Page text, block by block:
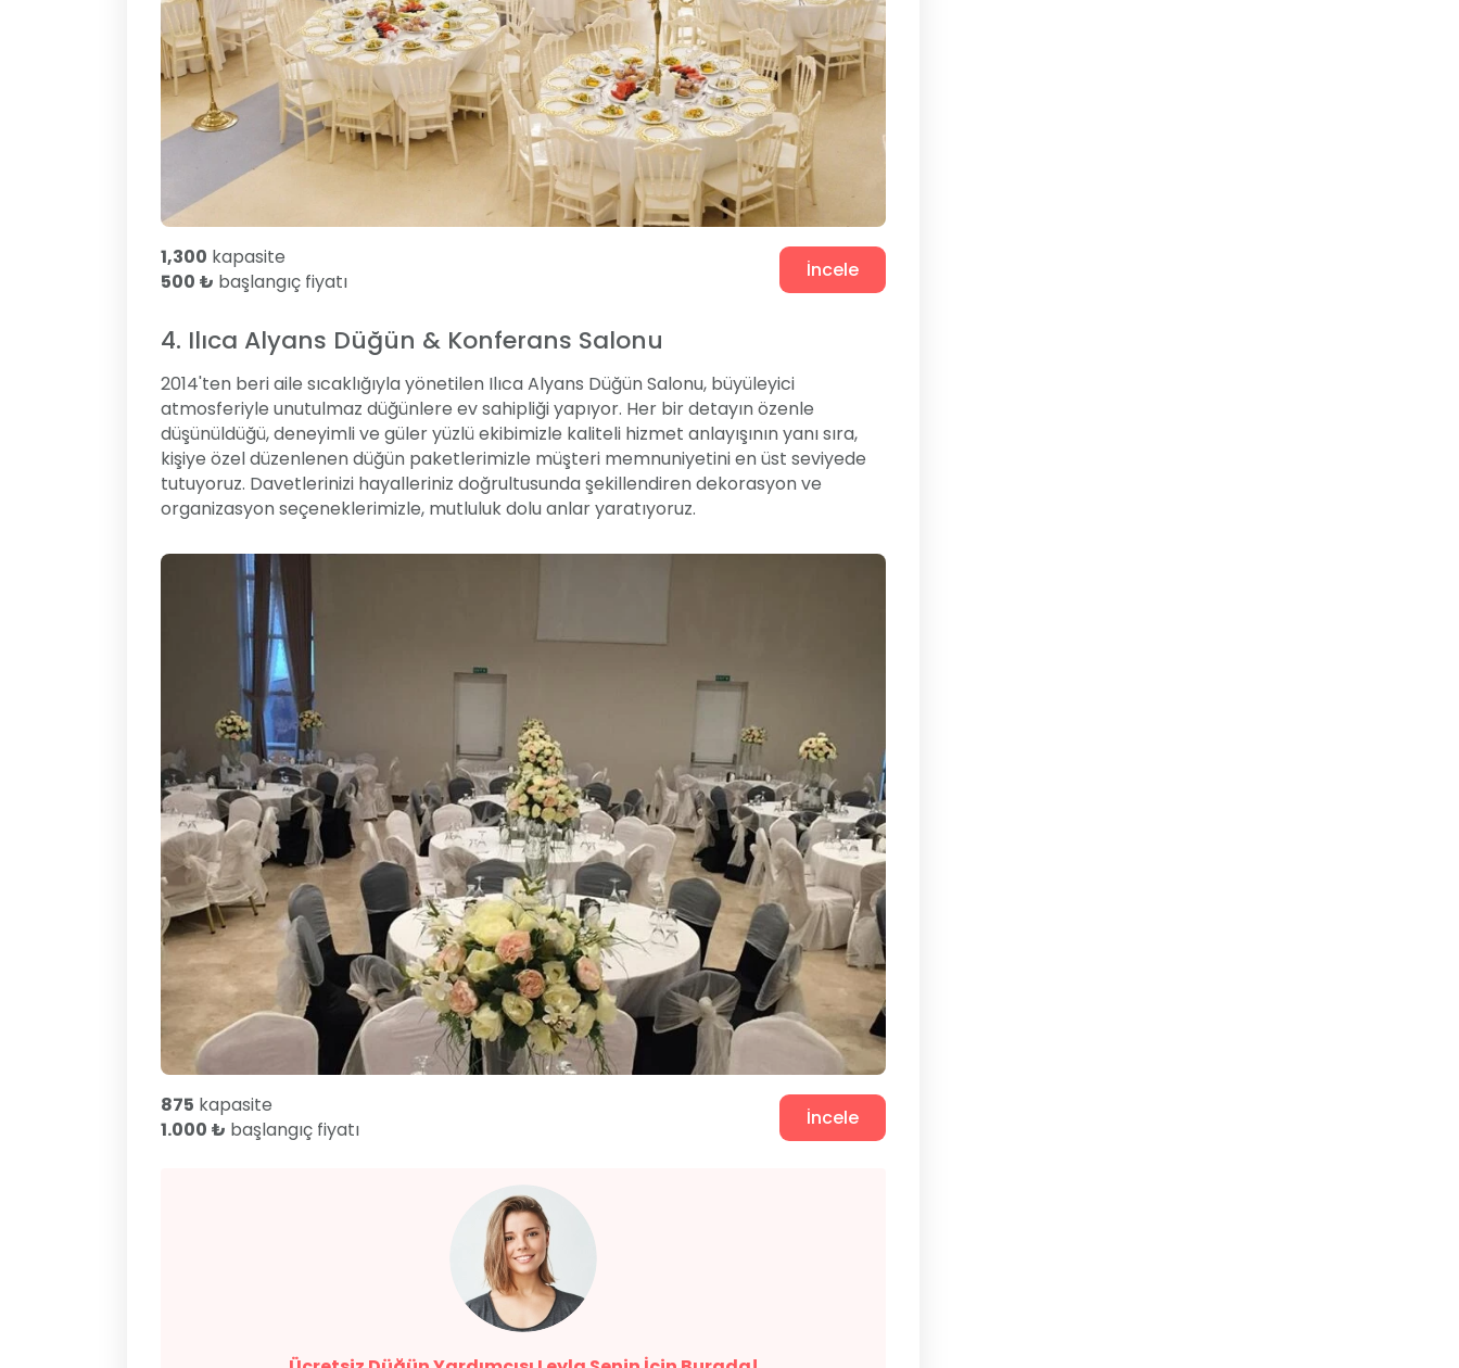
1,300 kapasite
500 ₺ başlangıç fiyatı İncele
4. Ilıca Alyans Düğün & Konferans Salonu
2014'ten beri aile sıcaklığıyla yönetilen Ilıca Alyans Düğün Salonu, büyüleyici
atmosferiyle unutulmaz düğünlere ev sahipliği yapıyor. Her bir detayın özenle
düşünüldüğü, deneyimli ve güler yüzlü ekibimizle kaliteli hizmet anlayışının yanı sıra,
kişiye özel düzenlenen düğün paketlerimizle müşteri memnuniyetini en üst seviyede
tutuyoruz. Davetlerinizi hayalleriniz doğrultusunda şekillendiren dekorasyon ve
organizasyon seçeneklerimizle, mutluluk dolu anlar yaratıyoruz.
875 kapasite
1.000 ₺ başlangıç fiyatı İncele